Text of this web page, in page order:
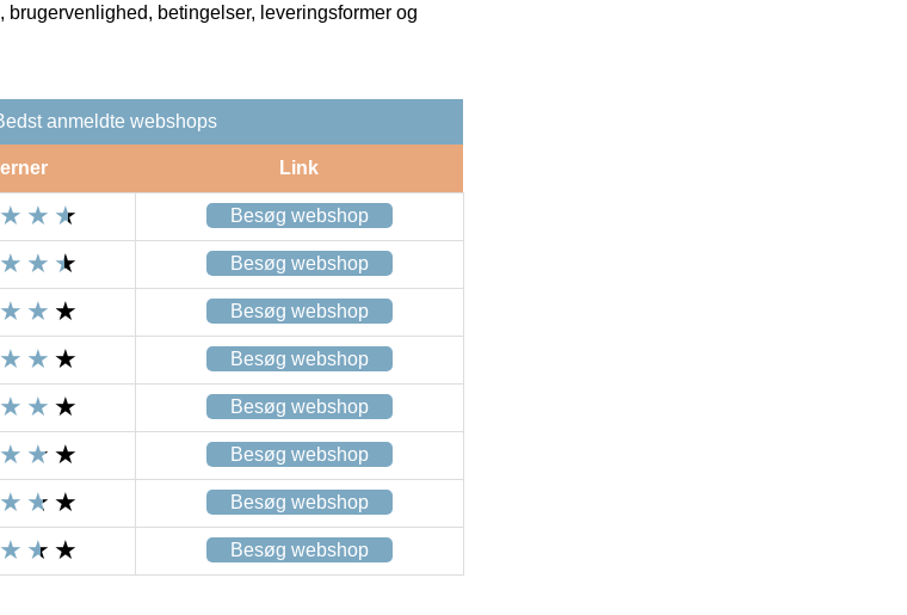
betingelser, leveringsformer og
anmeldte webshops
Link
Besøg webshop
Besøg webshop
Besøg webshop
Besøg webshop
Besøg webshop
Besøg webshop
Besøg webshop
Besøg webshop